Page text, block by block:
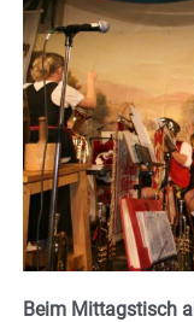
Beim Mittagstisch